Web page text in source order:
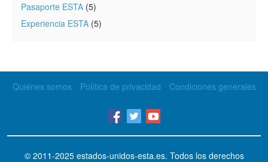
Pasaporte ESTA (5)
Experiencia ESTA (5)
Quiénes somos Política de privacidad Condiciones generales
© 2011-2025 estados-unidos-esta.es. Todos los derechos